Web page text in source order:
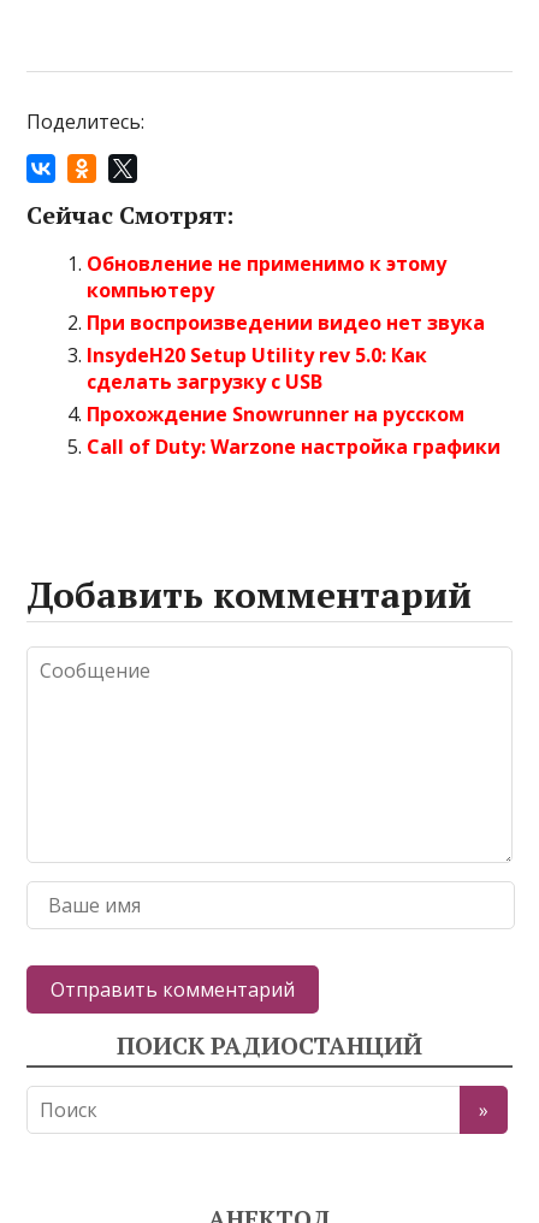
Поделитесь:
Сейчас Смотрят:
Обновление не применимо к этому
компьютеру
При воспроизведении видео нет звука
InsydeH20 Setup Utility rev 5.0: Как
сделать загрузку с USB
Прохождение Snowrunner на русском
Call of Duty: Warzone настройка графики
Добавить комментарий
ПОИСК РАДИОСТАНЦИЙ